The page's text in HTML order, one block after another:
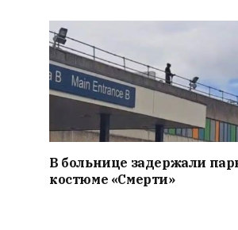
В больнице задержали
костюме «Смерти»